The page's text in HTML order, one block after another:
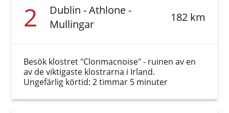
2
Dublin - Athlone -
Mullingar
182 km
Besök klostret "Clonmacnoise" - ruinen av en
av de viktigaste klostrarna i Irland.
Ungefärlig körtid: 2 timmar 5 minuter